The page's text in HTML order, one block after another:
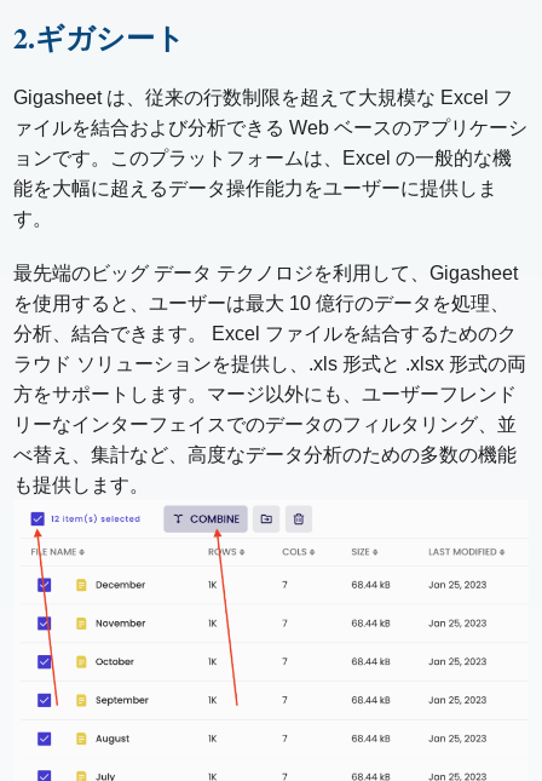
2.ギガシート
Gigasheet は、従来の行数制限を超えて大規模な Excel フ
ァイルを結合および分析できる Web ベースのアプリケーシ
ョンです。このプラットフォームは、Excel の一般的な機
能を大幅に超えるデータ操作能力をユーザーに提供しま
す。
最先端のビッグ データ テクノロジを利用して、Gigasheet
を使用すると、ユーザーは最大 10 億行のデータを処理、
分析、結合できます。 Excel ファイルを結合するためのク
ラウド ソリューションを提供し、.xls 形式と .xlsx 形式の両
方をサポートします。マージ以外にも、ユーザーフレンド
リーなインターフェイスでのデータのフィルタリング、並
べ替え、集計など、高度なデータ分析のための多数の機能
も提供します。